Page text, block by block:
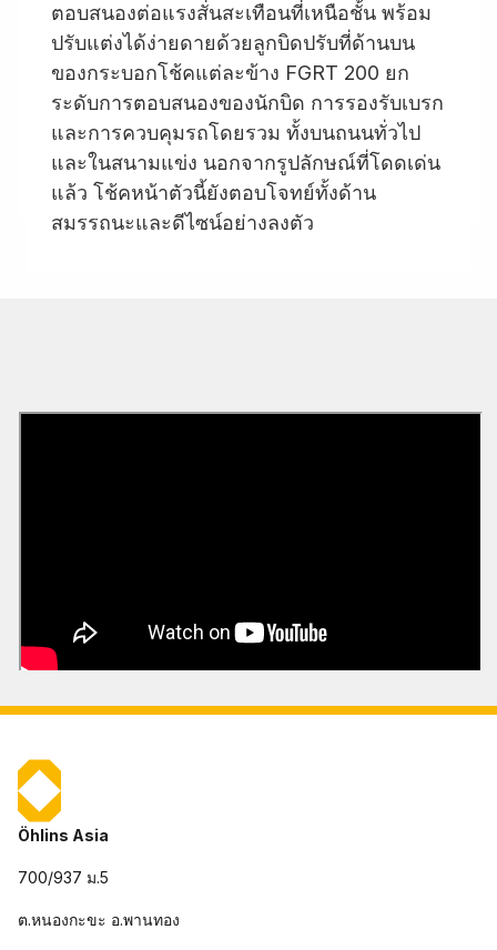
ตอบสนองต่อแรงสั่นสะเทือนที่เหนือชั้น พร้อม
ปรับแต่งได้ง่ายดายด้วยลูกบิดปรับที่ด้านบน
ของกระบอกโช้คแต่ละข้าง FGRT 200 ยก
ระดับการตอบสนองของนักบิด การรองรับเบรก
และการควบคุมรถโดยรวม ทั้งบนถนนทั่วไป
และในสนามแข่ง นอกจากรูปลักษณ์ที่โดดเด่น
แล้ว โช้คหน้าตัวนี้ยังตอบโจทย์ทั้งด้าน
สมรรถนะและดีไซน์อย่างลงตัว
Öhlins Asia
700/937 ม.5
ต.หนองกะขะ อ.พานทอง